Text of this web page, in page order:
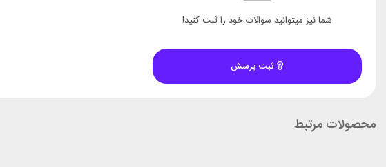
شما نیز میتوانید سوالات خود را ثبت کنید!
ثبت پرسش
محصولات مرتبط